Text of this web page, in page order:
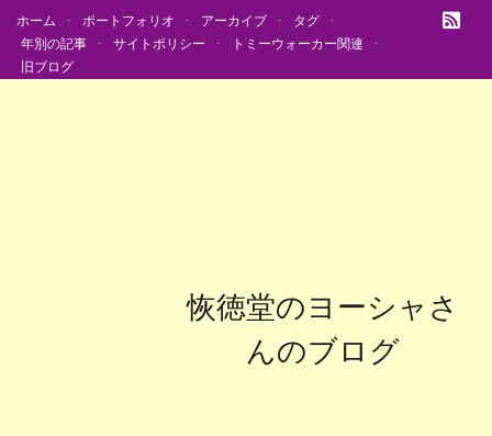
ホーム ポートフォリオ アーカイブ
タグ
年別の記事
サイトポリシー
トミーウォーカー関連
旧ブログ
恢徳堂のヨーシャさ
んのブログ